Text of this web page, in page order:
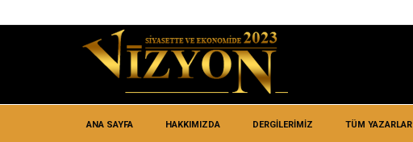
ANA SAYFA HAKKIMIZDA DERGİLERİMİZ TÜM YAZARLAR